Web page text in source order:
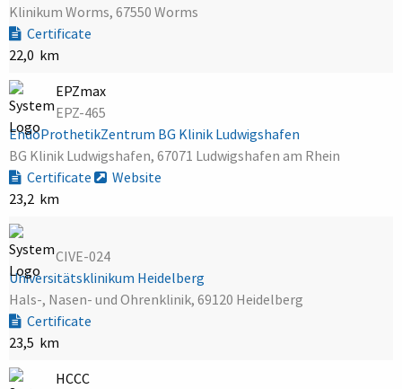
Klinikum Worms, 67550 Worms
Certificate
22,0 km
EPZmax
EPZ-465
EndoProthetikZentrum BG Klinik Ludwigshafen
BG Klinik Ludwigshafen, 67071 Ludwigshafen am Rhein
Certificate
Website
23,2 km
CIVE-024
Universitätsklinikum Heidelberg
Hals-, Nasen- und Ohrenklinik, 69120 Heidelberg
Certificate
23,5 km
HCCC